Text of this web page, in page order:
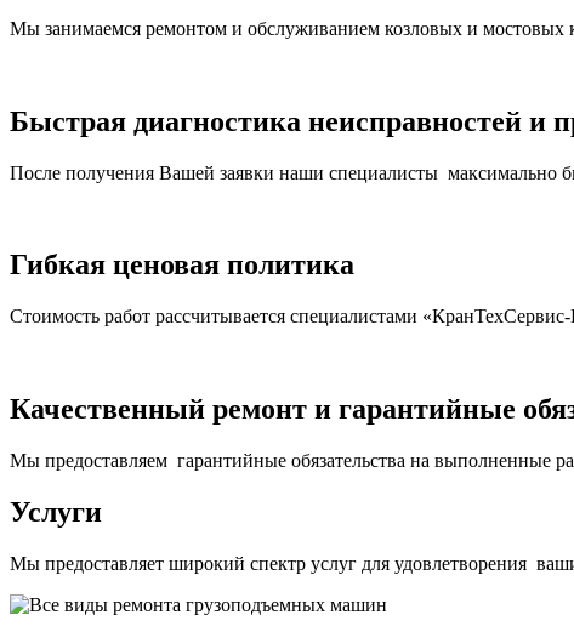
Мы занимаемся ремонтом и обслуживанием козловых и мостовых
Быстрая диагностика неисправностей и
После получения Вашей заявки наши специалисты максимально
Гибкая ценовая политика
Стоимость работ рассчитывается специалистами
Качественный ремонт и гарантийные
Мы предоставляем гарантийные обязательства на выполненные
Услуги
Мы предоставляет широкий спектр услуг для удовлетворения